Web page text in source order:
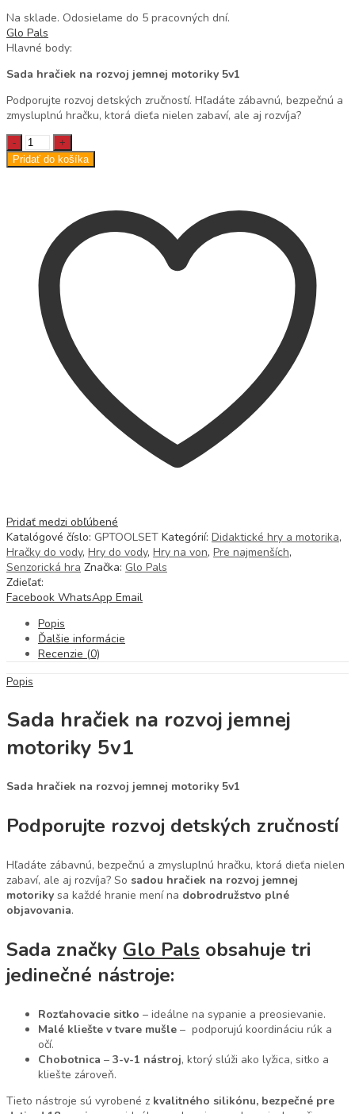
Na sklade. Odosielame do 5 pracovných dní.
Glo Pals
Hlavné body:
Sada hračiek na rozvoj jemnej motoriky 5v1
Podporujte rozvoj detských zručností. Hľadáte zábavnú, bezpečnú a
zmysluplnú hračku, ktorá dieťa nielen zabaví, ale aj rozvíja?
Sada
hračiek
na
quantity
Pridať do košíka
Pridať medzi obľúbené
Katalógové číslo: GPTOOLSET Kategórií: Didaktické hry a motorika,
Hračky do vody, Hry do vody, Hry na von, Pre najmenších,
Senzorická hra Značka: Glo Pals
Zdieľať:
Facebook WhatsApp Email
Popis
Ďalšie informácie
Recenzie (0)
Popis
Sada hračiek na rozvoj jemnej
motoriky 5v1
Sada hračiek na rozvoj jemnej motoriky 5v1
Podporujte rozvoj detských zručností
Hľadáte zábavnú, bezpečnú a zmysluplnú hračku, ktorá dieťa nielen
zabaví, ale aj rozvíja? So sadou hračiek na rozvoj jemnej
motoriky sa každé hranie mení na dobrodružstvo plné
objavovania.
Sada značky Glo Pals obsahuje tri
jedinečné nástroje:
Rozťahovacie sitko – ideálne na sypanie a preosievanie.
Malé kliešte v tvare mušle – podporujú koordináciu rúk a
očí.
Chobotnica – 3-v-1 nástroj, ktorý slúži ako lyžica, sitko a
kliešte zároveň.
Tieto nástroje sú vyrobené z kvalitného silikónu, bezpečné pre